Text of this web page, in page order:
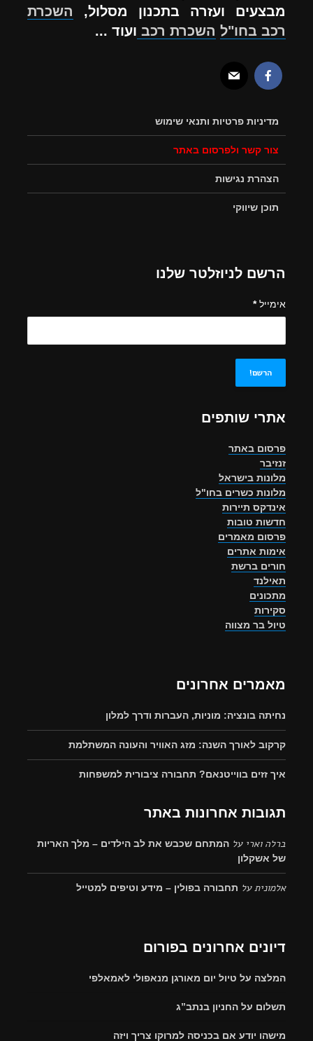
מבצעים ועזרה בתכנון מסלול, השכרת
רכב בחו"ל השכרת רכב ועוד ...
מדיניות פרטיות ותנאי שימוש
צור קשר ולפרסום באתר
הצהרת נגישות
תוכן שיווקי
הרשם לניוזלטר שלנו
אימייל*
אתרי שותפים
פרסום באתר
זנזיבר
מלונות בישראל
מלונות כשרים בחו"ל
אינדקס תיירות
חדשות טובות
פרסום מאמרים
אימות אתרים
חורים ברשת
תאילנד
מתכונים
סקירות
טיול בר מצווה
מאמרים אחרונים
נחיתה בונציה: מוניות, העברות ודרך למלון
קרקוב לאורך השנה: מזג האוויר והעונה המשתלמת
איך זזים בווייטנאם? תחבורה ציבורית למשפחות
תגובות אחרונות באתר
ברלה וארי על המתחם שכבש את לב הילדים – מלך האריות
של אשקלון
אלמוניתעל תחבורה בפולין – מידע וטיפים למטייל
דיונים אחרונים בפורום
המלצה על טיול יום מאורגן מנאפולי לאמאלפי
תשלום על החניון בנתב”ג
מישהו יודע אם בכניסה למרוקו צריך ויזה